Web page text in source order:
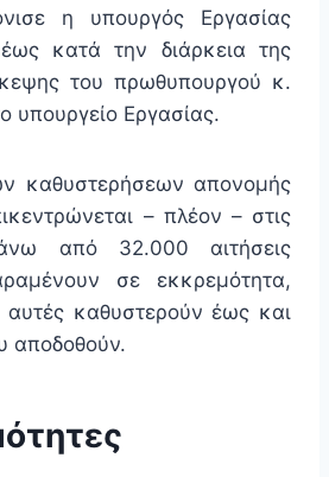
η υπουργός Εργασίας
κατά την διάρκεια της
του πρωθυπουργού κ.
υπουργείο Εργασίας.
καθυστερήσεων απονομής
– πλέον – στις
από 32.000 αιτήσεις
σε εκκρεμότητα,
καθυστερούν έως και
αποδοθούν.